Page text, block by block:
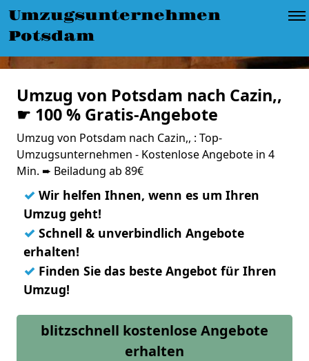
Umzugsunternehmen
Potsdam
Umzug von Potsdam nach Cazin,,
☛ 100 % Gratis-Angebote
Umzug von Potsdam nach Cazin,, : Top-
Umzugsunternehmen - Kostenlose Angebote in 4
Min. ➨ Beiladung ab 89€
✓ Wir helfen Ihnen, wenn es um Ihren
Umzug geht!
✓ Schnell & unverbindlich Angebote
erhalten!
✓ Finden Sie das beste Angebot für Ihren
Umzug!
blitzschnell kostenlose Angebote
erhalten